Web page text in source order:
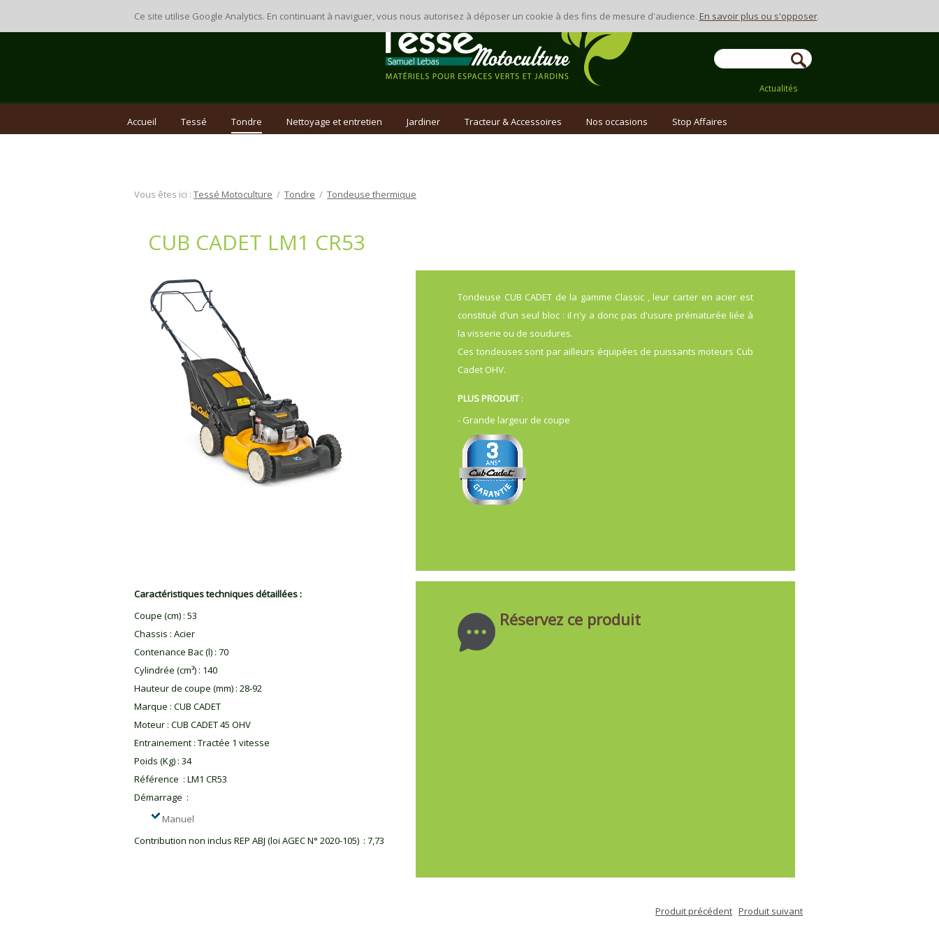
Ce site utilise Google Analytics. En continuant à naviguer, vous nous autorisez à déposer un cookie à des fins de mesure d'audience. En savoir plus ou s'opposer.
Contact
Actualités
Accueil Tessé Tondre Nettoyage et entretien Jardiner Tracteur & Accessoires Nos occasions Stop Affaires
Vous êtes ici : Tessé Motoculture / Tondre / Tondeuse thermique
CUB CADET LM1 CR53
Tondeuse CUB CADET de la gamme Classic , leur carter en acier est
constitué d'un seul bloc : il n'y a donc pas d'usure prématurée liée à
la visserie ou de soudures.
Ces tondeuses sont par ailleurs équipées de puissants moteurs Cub
Cadet OHV.
PLUS PRODUIT:
- Grande largeur de coupe
Caractéristiques techniques détaillées :
Coupe (cm) : 53
Chassis : Acier
Contenance Bac (l) : 70
Cylindrée (cm³) : 140
Hauteur de coupe (mm) : 28-92
Marque : CUB CADET
Moteur : CUB CADET 45 OHV
Entrainement : Tractée 1 vitesse
Poids (Kg) : 34
Référence : LM1 CR53
Démarrage :
Manuel
Contribution non inclus REP ABJ (loi AGEC N° 2020-105) : 7,73
Réservez ce produit
Produit précédent Produit suivant